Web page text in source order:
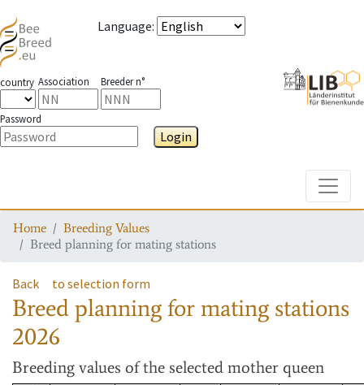
Language:
country Association Breeder n°
Password
Login
Home
Breeding Values
Breed planning for mating stations
Back to selection form
Breed planning for mating stations
2026
Breeding values of the selected mother queen